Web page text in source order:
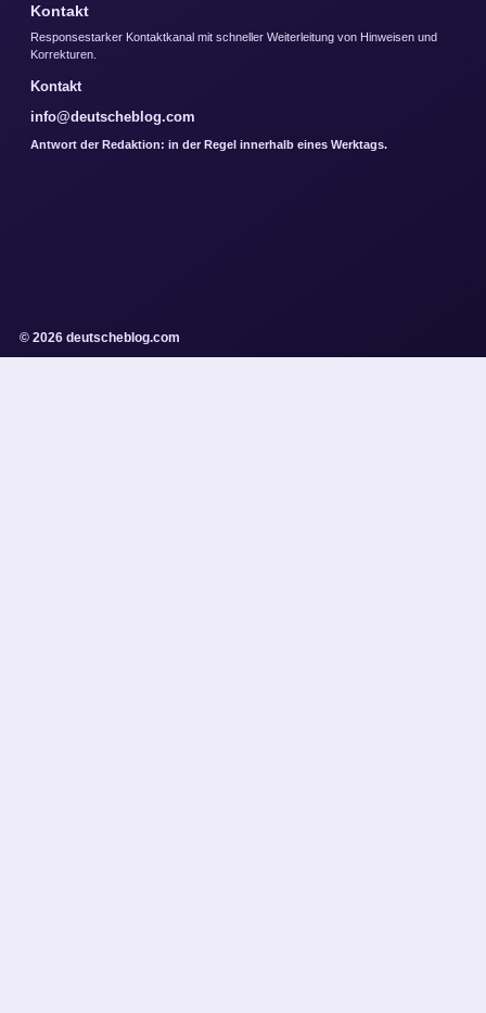
Kontakt
Responsestarker Kontaktkanal mit schneller Weiterleitung von Hinweisen und
Korrekturen.
Kontakt
info@deutscheblog.com
Antwort der Redaktion: in der Regel innerhalb eines Werktags.
© 2026 deutscheblog.com